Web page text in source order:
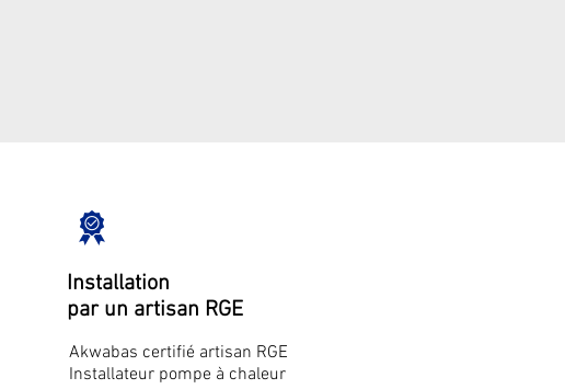
Installation
par un artisan RGE
Akwabas certifié artisan RGE
Installateur pompe à chaleur